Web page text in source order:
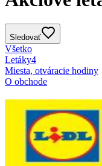
Sledovať
Všetko
Letáky4
Miesta, otváracie hodiny
O obchode